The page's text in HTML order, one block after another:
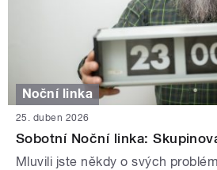
Noční linka
25. duben 2026
Sobotní Noční linka:
Mluvili jste někdy o svých